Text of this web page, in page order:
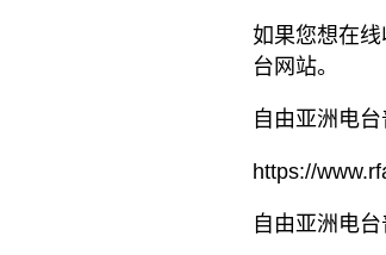
如果您想在
台网站。
自由亚洲电台
https://
自由亚洲电台